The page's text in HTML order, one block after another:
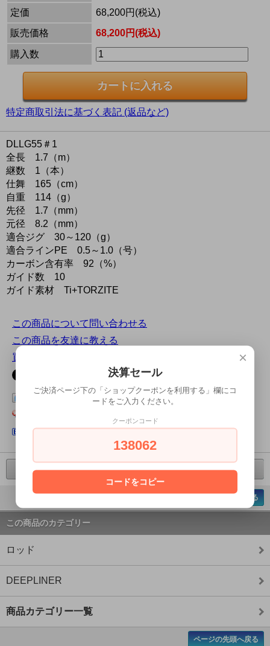
定価
68,200円(税込)
販売価格
68,200円(税込)
購入数
特定商取引法に基づく表記 (返品など)
DLLG55＃1
全長 1.7（m）
継数 1（本）
仕舞 165（cm）
自重 114（g）
先径 1.7（mm）
元径 8.2（mm）
適合ジグ 30～120（g）
適合ラインPE 0.5～1.0（号）
カーボン含有率 92（%）
ガイド数 10
ガイド素材 Ti+TORZITE
この商品について問い合わせる
この商品を友達に教える
買い物を続ける
この商品をログピでつぶやく
はてなブックマークに登録する
前の商品へ 次の商品へ
ページの先頭へ戻る
この商品のカテゴリー
ロッド
DEEPLINER
商品カテゴリー一覧
ページの先頭へ戻る
×
決算セール
ご決済ページ下の「ショップクーポンを利用する」欄にコ
ードをご入力ください。
クーポンコード
138062
コードをコピー